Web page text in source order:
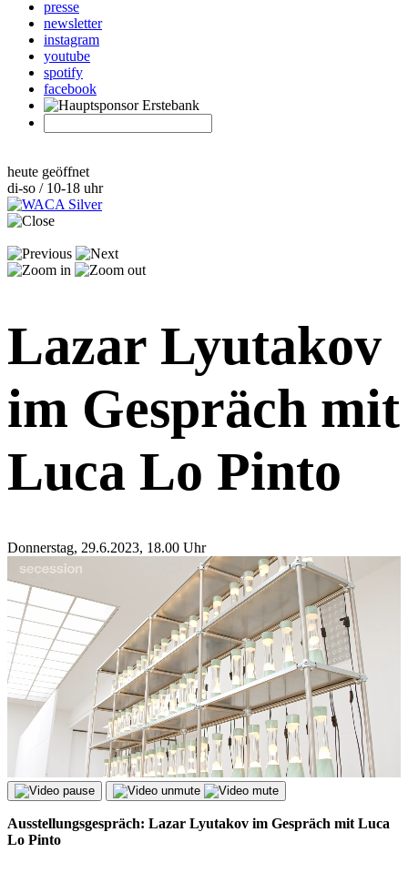
presse
newsletter
instagram
youtube
spotify
facebook
heute geöffnet
di-so / 10-18 uhr
Lazar Lyutakov
im Gespräch mit
Luca Lo Pinto
Donnerstag, 29.6.2023, 18.00 Uhr
Ausstellungsgespräch: Lazar Lyutakov im Gespräch mit Luca
Lo Pinto